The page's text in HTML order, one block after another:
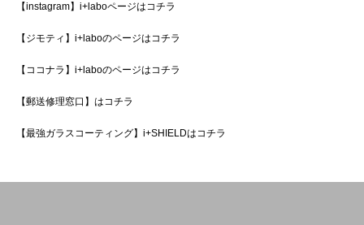
【instagram】i+laboページはコチラ
【ジモティ】i+laboのページはコチラ
【ココナラ】i+laboのページはコチラ
【郵送修理窓口】はコチラ
【最強ガラスコーティング】i+SHIELDはコチラ